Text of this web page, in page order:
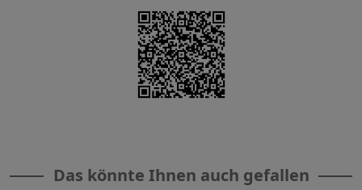
Das könnte Ihnen auch gefallen